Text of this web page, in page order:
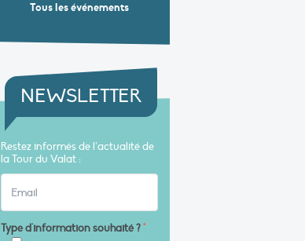
Tous les événements
NEWSLETTER
Restez informés de l’actualité de
la Tour du Valat :
Type d'information souhaité ?*